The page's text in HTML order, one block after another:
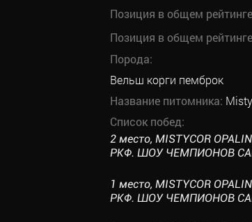
Позиция в общем
Позиция в общем
Порода:
Вельш корги пемброк
Название питомника:
Список побед:
2 место, MISTYCOR
РКФ. ШОУ ЧЕМПИОНОВ
1 место, MISTYCOR
РКФ. ШОУ ЧЕМПИОНОВ